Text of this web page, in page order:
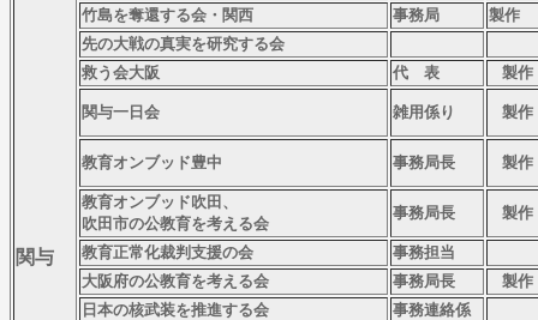
関与
竹島を奪還する会・関西
事務局
製作
先の大戦の真実を研究する会
救う会大阪
代 表 製作
関与一日会 雑用係り 製作
教育オンブッド豊中 事務局長 製作
教育オンブッド吹田、
吹田市の公教育を考える会
事務局長 製作
教育正常化裁判支援の会
事務担当
大阪府の公教育を考える会
事務局長
製作
日本の核武装を推進する会
事務連絡係